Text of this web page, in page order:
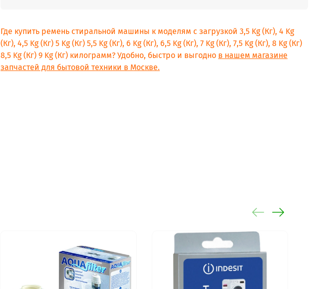
Где купить ремень стиральной машины к моделям с загрузкой 3,5 Kg (Кг), 4 Kg
(Кг), 4,5 Kg (Кг) 5 Kg (Кг) 5,5 Kg (Кг), 6 Kg (Кг), 6,5 Kg (Кг), 7 Kg (Кг), 7,5 Kg (Кг), 8 Kg (Кг)
8,5 Kg (Кг) 9 Kg (Кг) килограмм? Удобно, быстро и выгодно в нашем магазине
запчастей для бытовой техники в Москве.